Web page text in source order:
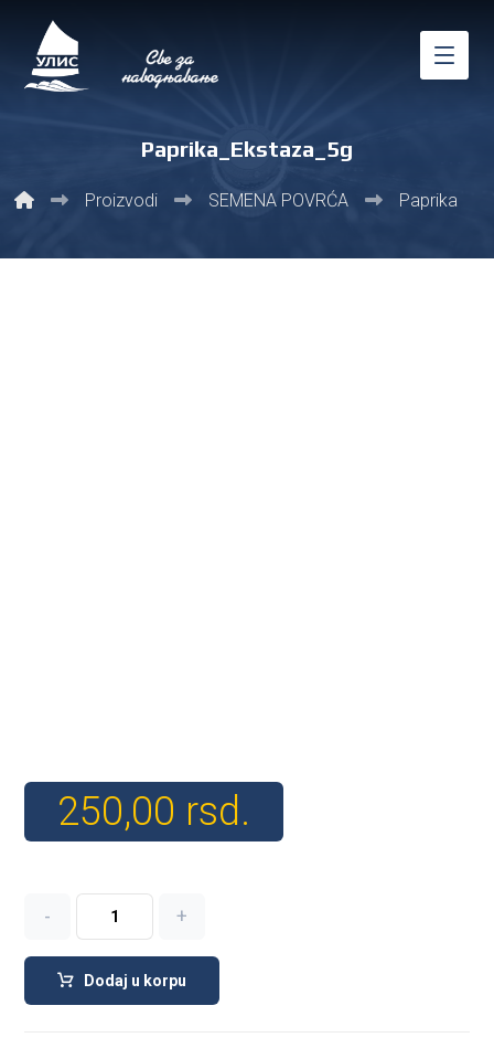
Paprika_Ekstaza_5g
Proizvodi SEMENA POVRĆA Paprika
250,00 rsd.
- +
Dodaj u korpu